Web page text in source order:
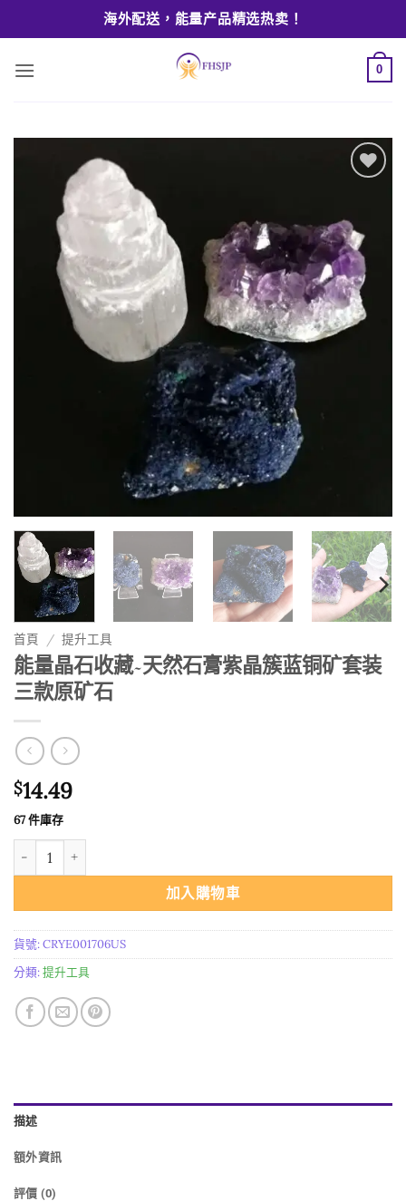
海外配送，能量产品精选热卖！
0
首頁 / 提升工具
能量晶石收藏~天然石膏紫晶簇蓝铜矿套装
三款原矿石
$14.49
67 件庫存
能量晶石收藏~天然石膏紫晶簇蓝铜矿套装 三款原矿石 數量
加入購物車
貨號:CRYE001706US
分類:提升工具
描述
額外資訊
評價 (0)